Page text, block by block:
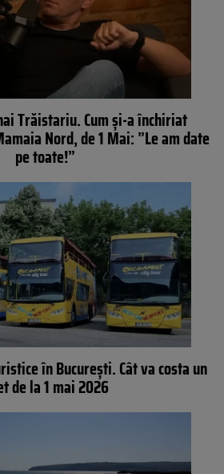
Trăistariu. Cum și-a închiriat
Nord, de 1 Mai: ”Le am date
pe toate!”
în București. Cât va costa un
de la 1 mai 2026